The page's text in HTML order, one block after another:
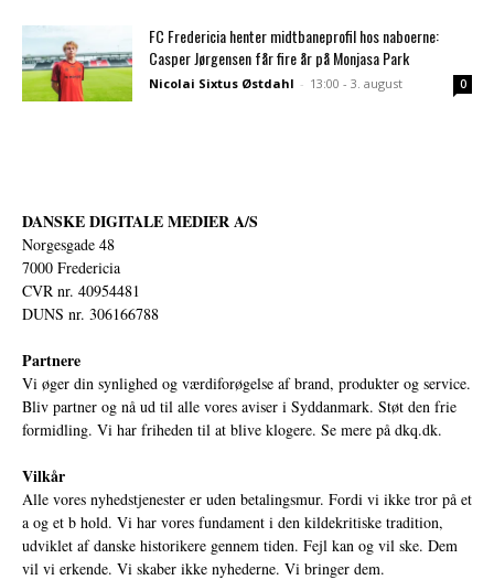
FC Fredericia henter midtbaneprofil hos naboerne:
Casper Jørgensen får fire år på Monjasa Park
Nicolai Sixtus Østdahl - 13:00 - 3. august 0
DANSKE DIGITALE MEDIER A/S
Norgesgade 48
7000 Fredericia
CVR nr. 40954481
DUNS nr. 306166788
Partnere
Vi øger din synlighed og værdiforøgelse af brand, produkter og service.
Bliv partner og nå ud til alle vores aviser i Syddanmark. Støt den frie
formidling. Vi har friheden til at blive klogere. Se mere på dkq.dk.
Vilkår
Alle vores nyhedstjenester er uden betalingsmur. Fordi vi ikke tror på et
a og et b hold. Vi har vores fundament i den kildekritiske tradition,
udviklet af danske historikere gennem tiden. Fejl kan og vil ske. Dem
vil vi erkende. Vi skaber ikke nyhederne. Vi bringer dem.